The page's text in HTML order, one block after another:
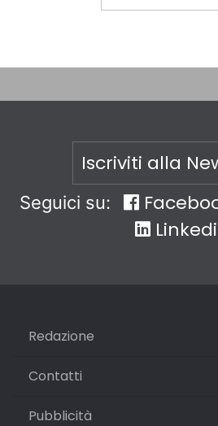
Iscriviti alla
Seguici su:
Redazione
Contatti
Pubblicità